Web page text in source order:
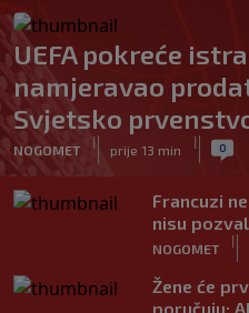
UEFA pokreće
namjeravao
Svjetsko
NOGOMET
|
prije 13 min
| 0
Francuzi
nisu
NOGOMET
|
Žene će
poručuju: